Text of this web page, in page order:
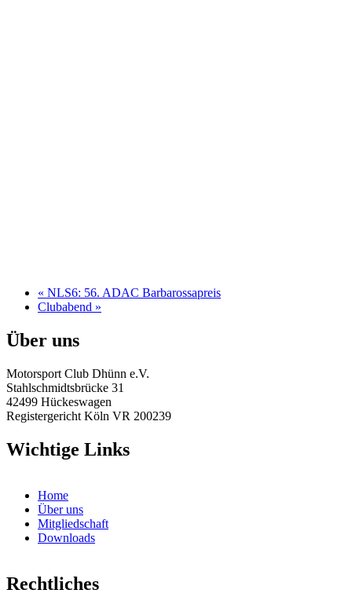
« NLS6: 56. ADAC Barbarossapreis
Clubabend »
Über uns
Motorsport Club Dhünn e.V.
Stahlschmidtsbrücke 31
42499 Hückeswagen
Registergericht Köln VR 200239
Wichtige Links
Home
Über uns
Mitgliedschaft
Downloads
Rechtliches